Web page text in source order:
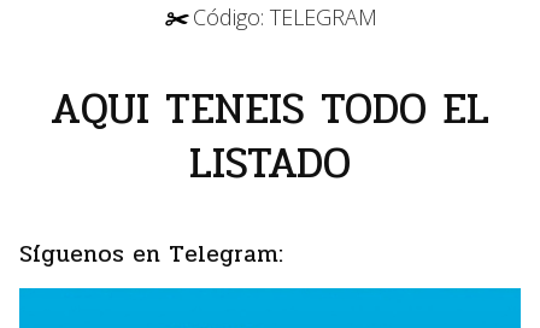
✂️Código: TELEGRAM
AQUI TENEIS TODO EL
LISTADO
Síguenos en Telegram: